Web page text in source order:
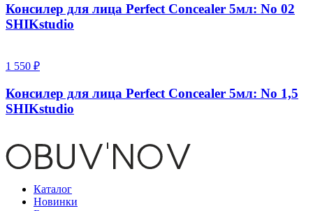
Консилер для лица Perfect Concealer 5мл: No 02
SHIKstudio
1 550 ₽
Консилер для лица Perfect Concealer 5мл: No 1,5
SHIKstudio
Каталог
Новинки